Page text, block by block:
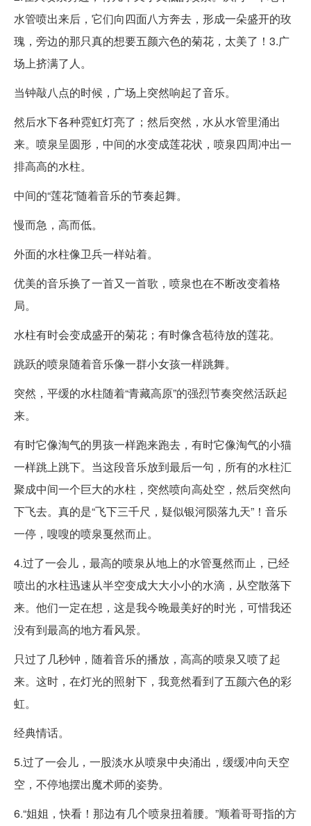
水管喷出来后，它们向四面八方奔去，形成一朵盛开的玫
瑰，旁边的那只真的想要五颜六色的菊花，太美了！3.广
场上挤满了人。
当钟敲八点的时候，广场上突然响起了音乐。
然后水下各种霓虹灯亮了；然后突然，水从水管里涌出
来。喷泉呈圆形，中间的水变成莲花状，喷泉四周冲出一
排高高的水柱。
中间的“莲花”随着音乐的节奏起舞。
慢而急，高而低。
外面的水柱像卫兵一样站着。
优美的音乐换了一首又一首歌，喷泉也在不断改变着格
局。
水柱有时会变成盛开的菊花；有时像含苞待放的莲花。
跳跃的喷泉随着音乐像一群小女孩一样跳舞。
突然，平缓的水柱随着“青藏高原”的强烈节奏突然活跃起
来。
有时它像淘气的男孩一样跑来跑去，有时它像淘气的小猫
一样跳上跳下。当这段音乐放到最后一句，所有的水柱汇
聚成中间一个巨大的水柱，突然喷向高处空，然后突然向
下飞去。真的是“飞下三千尺，疑似银河陨落九天”！音乐
一停，嗖嗖的喷泉戛然而止。
4.过了一会儿，最高的喷泉从地上的水管戛然而止，已经
喷出的水柱迅速从半空变成大大小小的水滴，从空散落下
来。他们一定在想，这是我今晚最美好的时光，可惜我还
没有到最高的地方看风景。
只过了几秒钟，随着音乐的播放，高高的喷泉又喷了起
来。这时，在灯光的照射下，我竟然看到了五颜六色的彩
虹。
经典情话。
5.过了一会儿，一股淡水从喷泉中央涌出，缓缓冲向天空
空，不停地摆出魔术师的姿势。
6.“姐姐，快看！那边有几个喷泉扭着腰。”顺着哥哥指的方